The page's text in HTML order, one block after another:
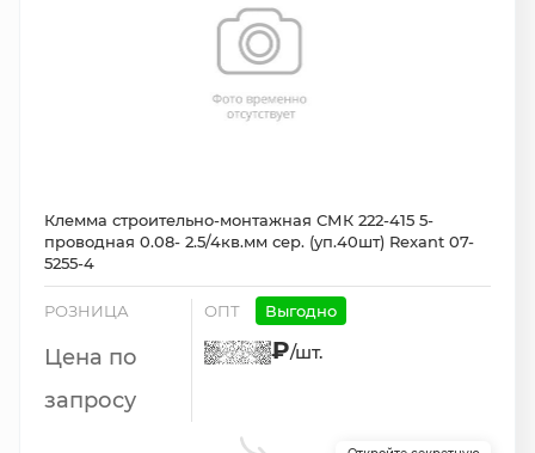
Клемма строительно-монтажная СМК 222-415 5-
проводная 0.08- 2.5/4кв.мм сер. (уп.40шт) Rexant 07-
5255-4
РОЗНИЦА
Цена по
запросу
ОПТ Выгодно
₽/шт.